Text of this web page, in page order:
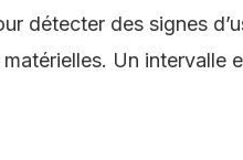
détecter des signes
Un intervalle